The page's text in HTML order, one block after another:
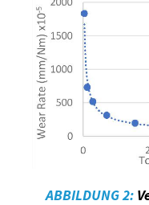
ABBILDUNG 2: